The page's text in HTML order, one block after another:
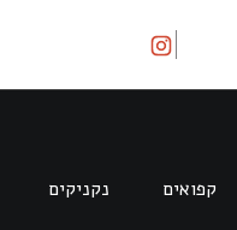
קפואים נקניקים